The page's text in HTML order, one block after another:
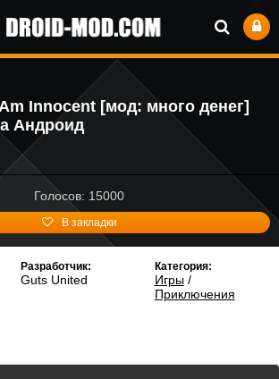
Innocent [мод: много денег]
Андроид
Голосов: 15000
В закладки
Разработчик:
Guts United
Категория:
Игры/
Приключения